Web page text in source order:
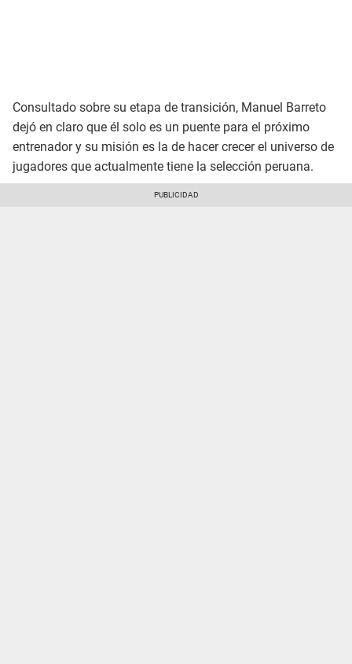
Consultado sobre su etapa de transición, Manuel Barreto
dejó en claro que él solo es un puente para el próximo
entrenador y su misión es la de hacer crecer el universo de
jugadores que actualmente tiene la selección peruana.